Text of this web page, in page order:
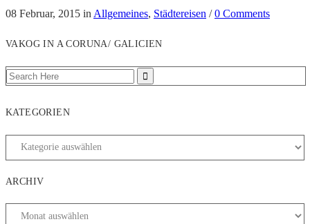
08 Februar, 2015 in Allgemeines, Städtereisen /0 Comments
VAKOG IN A CORUNA/ GALICIEN
KATEGORIEN
ARCHIV